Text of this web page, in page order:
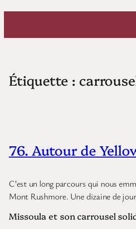
Aller
contenu
Étiquette :
76. Autour de
C’est un long parcours qui nous
Mont Rushmore. Une dizaine de
Missoula et son carrousel